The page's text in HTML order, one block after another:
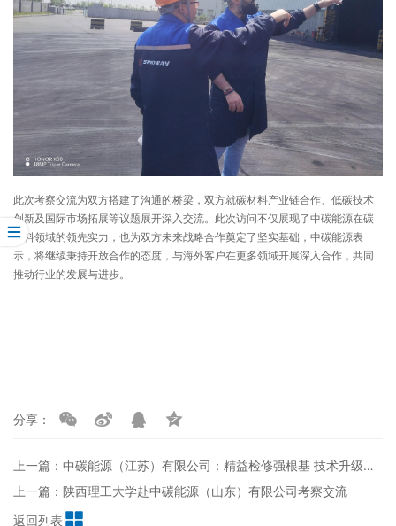
此次考察交流为双方搭建了沟通的桥梁，双方就碳材料产业链合作、低碳技术
创新及国际市场拓展等议题展开深入交流。此次访问不仅展现了中碳能源在碳
材料领域的领先实力，也为双方未来战略合作奠定了坚实基础，中碳能源表
示，将继续秉持开放合作的态度，与海外客户在更多领域开展深入合作，共同
推动行业的发展与进步。
分享：
上一篇：中碳能源（江苏）有限公司：精益检修强根基 技术升级促发展
返回列表
上一篇：陕西理工大学赴中碳能源（山东）有限公司考察交流